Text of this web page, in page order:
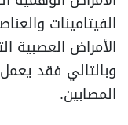
الفيتامينات
الأمراض العصبية
وبالتالي فقد
المصابين.